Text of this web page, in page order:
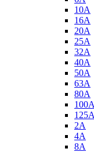
10A
16A
20A
25A
32A
40A
50A
63A
80A
100A
125A
2A
4A
8A